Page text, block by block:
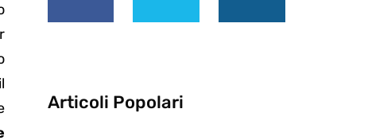
Articoli Popolari